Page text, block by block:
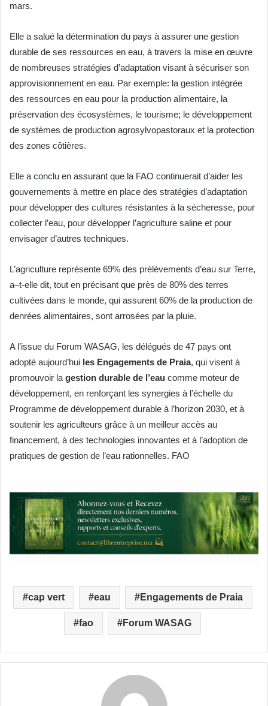
mars.
Elle a salué la détermination du pays à assurer une gestion
durable de ses ressources en eau, à travers la mise en œuvre
de nombreuses stratégies d’adaptation visant à sécuriser son
approvisionnement en eau. Par exemple: la gestion intégrée
des ressources en eau pour la production alimentaire, la
préservation des écosystèmes, le tourisme; le développement
de systèmes de production agrosylvopastoraux et la protection
des zones côtières.
Elle a conclu en assurant que la FAO continuerait d’aider les
gouvernements à mettre en place des stratégies d’adaptation
pour développer des cultures résistantes à la sécheresse, pour
collecter l’eau, pour développer l’agriculture saline et pour
envisager d’autres techniques.
L’agriculture représente 69% des prélèvements d’eau sur Terre,
a–t-elle dit, tout en précisant que près de 80% des terres
cultivées dans le monde, qui assurent 60% de la production de
denrées alimentaires, sont arrosées par la pluie.
A l’issue du Forum WASAG, les délégués de 47 pays ont
adopté aujourd’hui les Engagements de Praia, qui visent à
promouvoir la gestion durable de l’eau comme moteur de
développement, en renforçant les synergies à l’échelle du
Programme de développement durable à l’horizon 2030, et à
soutenir les agriculteurs grâce à un meilleur accès au
financement, à des technologies innovantes et à l’adoption de
pratiques de gestion de l’eau rationnelles. FAO
cap vert eau Engagements de Praia
fao Forum WASAG